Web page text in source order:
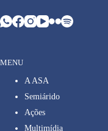
MENU
A ASA
Semiárido
Ações
Multimídia